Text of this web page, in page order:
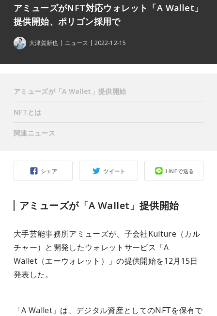
アミューズがNFT対応ウォレット「A Wallet」
提供開始、ポリゴン採用で
大津賀新也 ニュース 2022-12-15
シェア ツイート LINEで送る
アミューズが「A Wallet」提供開始
大手芸能事務所アミューズが、子会社Kulture（カル
チャー）と開発したウォレットサービス「A
Wallet（エーウォレット）」の提供開始を12月15日
発表した。
「A Wallet」は、デジタル資産としてのNFTを保有で
アミューズが「A Wallet」提供開始
NFTとは
関連ニュース